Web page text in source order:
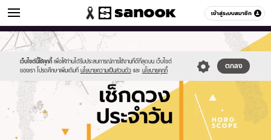
เข้าสู่ระบบสมาชิก
ดูดวง หมวดอื่นๆ
เว็บไซต์นี้ใช้คุกกี้ เพื่อให้ท่านได้รับประสบการณ์การใช้งานที่ดีที่สุดบน เว็บไซต์
ของเรา โปรดศึกษาเพิ่มเติมที่ นโยบายความเป็นส่วนตัว และ นโยบายคุกกี้
ตกลง
Sanook
//s.isanook.com/sr/0/images/logo-
new-
sanook.png
600
60
//s.isanook.com/ho/0/ud/fxd/day/daily-
horoscope-
monday.jpg